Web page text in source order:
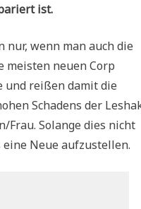
ist.
nur, wenn man auch die
neuen Corp
und reißen damit die
Schadens der
Frau. Solange dies nicht
Neue aufzustellen.